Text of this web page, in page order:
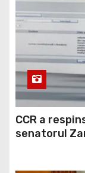
CCR a
senatorul